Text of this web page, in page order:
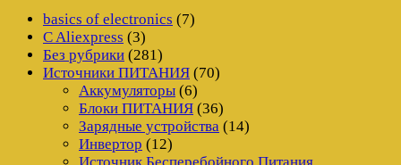
basics of electronics (7)
C Aliexpress (3)
Без рубрики (281)
Источники ПИТАНИЯ (70)
Аккумуляторы (6)
Блоки ПИТАНИЯ (36)
Зарядные устройства (14)
Инвертор (12)